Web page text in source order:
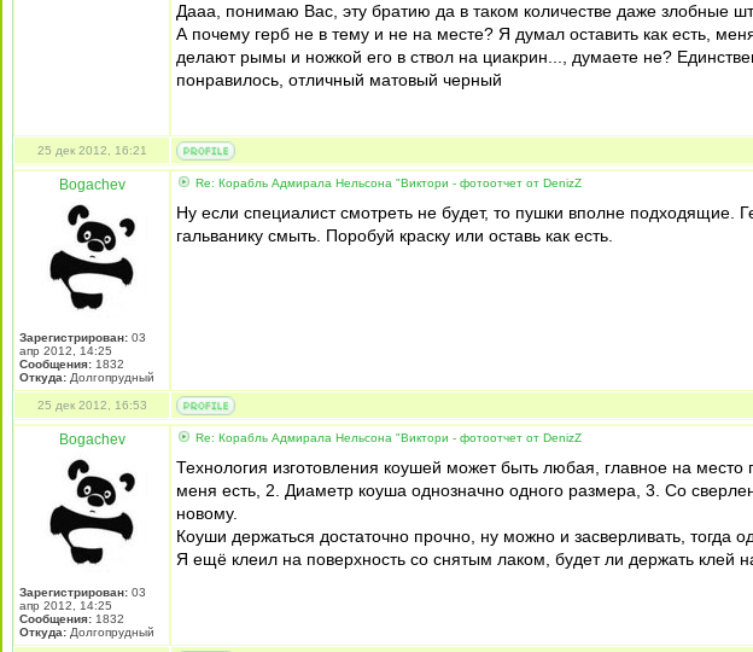
Дааа, понимаю Вас, эту братию да в таком количестве даже злобные
А почему герб не в тему и не на месте? Я думал оставить как есть,
делают рымы и ножкой его в ствол на циакрин..., думаете не?
понравилось, отличный матовый черный
25 дек 2012, 16:21
Bogachev
Зарегистрирован: 03
апр 2012, 14:25
Сообщения: 1832
Откуда: Долгопрудный
Re: Корабль Адмирала Нельсона "Виктори - фотоотчет от DenizZ
Ну если специалист смотреть не будет, то пушки вполне
гальванику смыть. Поробуй краску или оставь как есть.
25 дек 2012, 16:53
Bogachev
Зарегистрирован: 03
апр 2012, 14:25
Сообщения: 1832
Откуда: Долгопрудный
Re: Корабль Адмирала Нельсона "Виктори - фотоотчет от DenizZ
Технология изготовления коушей может быть любая, главное на
меня есть, 2. Диаметр коуша однозначно одного размера, 3. Со
новому.
Коуши держаться достаточно прочно, ну можно и засверливать, тогда
Я ещё клеил на поверхность со снятым лаком, будет ли держать клей